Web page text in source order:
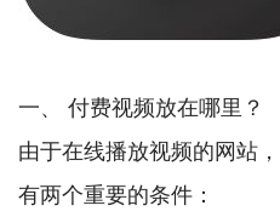
一、 付费视频放在哪里？
由于在线播放视频的网站，
有两个重要的条件：